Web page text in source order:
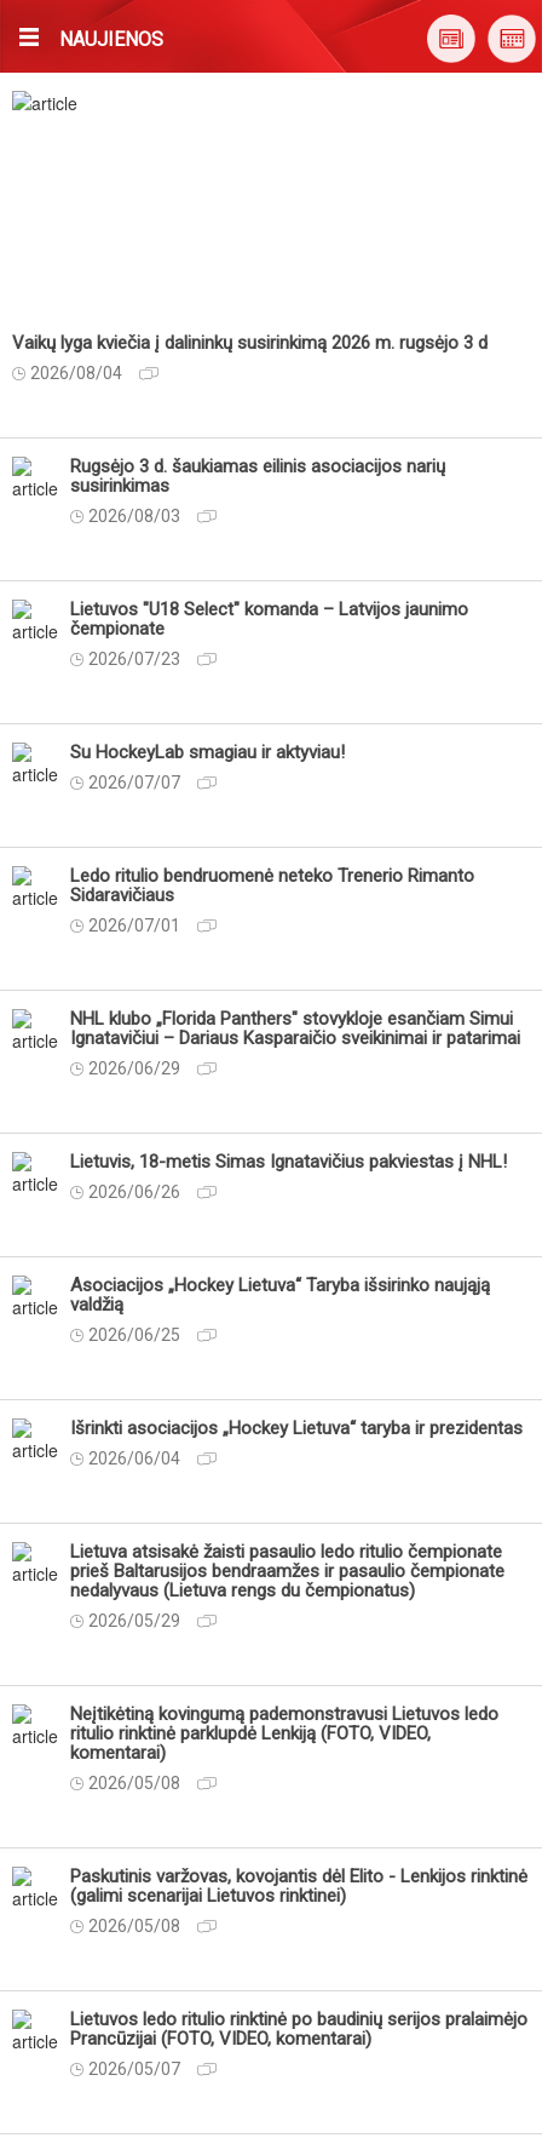
NAUJIENOS
Vaikų lyga kviečia į dalininkų susirinkimą 2026 m. rugsėjo 3 d
2026/08/04
Rugsėjo 3 d. šaukiamas eilinis asociacijos narių
susirinkimas
2026/08/03
Lietuvos "U18 Select" komanda – Latvijos jaunimo
čempionate
2026/07/23
Su HockeyLab smagiau ir aktyviau!
2026/07/07
Ledo ritulio bendruomenė neteko Trenerio Rimanto
Sidaravičiaus
2026/07/01
NHL klubo „Florida Panthers" stovykloje esančiam Simui
Ignatavičiui – Dariaus Kasparaičio sveikinimai ir patarimai
2026/06/29
Lietuvis, 18-metis Simas Ignatavičius pakviestas į NHL!
2026/06/26
Asociacijos „Hockey Lietuva“ Taryba išsirinko naująją
valdžią
2026/06/25
Išrinkti asociacijos „Hockey Lietuva“ taryba ir prezidentas
2026/06/04
Lietuva atsisakė žaisti pasaulio ledo ritulio čempionate
prieš Baltarusijos bendraamžes ir pasaulio čempionate
nedalyvaus (Lietuva rengs du čempionatus)
2026/05/29
Neįtikėtiną kovingumą pademonstravusi Lietuvos ledo
ritulio rinktinė parklupdė Lenkiją (FOTO, VIDEO,
komentarai)
2026/05/08
Paskutinis varžovas, kovojantis dėl Elito - Lenkijos rinktinė
(galimi scenarijai Lietuvos rinktinei)
2026/05/08
Lietuvos ledo ritulio rinktinė po baudinių serijos pralaimėjo
Prancūzijai (FOTO, VIDEO, komentarai)
2026/05/07